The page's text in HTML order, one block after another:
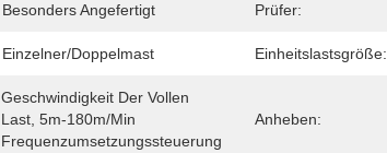
Besonders Angefertigt Prüfer:
Einzelner/Doppelmast Einheitslastsgröße:
Geschwindigkeit Der Vollen
Last, 5m-180m/min
Frequenzumsetzungssteuerung
Anheben: